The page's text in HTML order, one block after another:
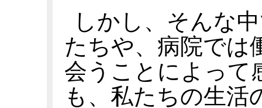
しかし、そんな
たちや、病院では
会うことによって
も、私たちの生活